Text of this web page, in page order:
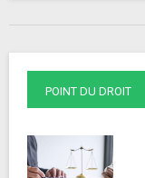
POINT DU DROIT